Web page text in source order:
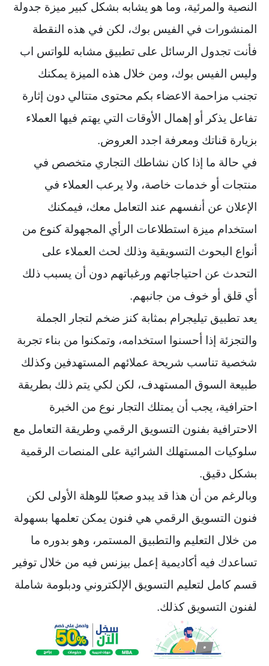
النصية والمرئية، وما هو يشابه بشكل كبير ميزة جدولة
المنشورات في الفيس بوك، لكن في هذه النقطة
فأنت تجدول الرسائل على تطبيق مشابه للواتس اب
وليس الفيس بوك، ومن خلال هذه الميزة يمكنك
تجنب مزاحمة الاعضاء بكم محتوى متتالي دون إثارة
تفاعل يذكر أو إهمال الأوقات التي يهتم فيها العملاء
بزيارة قناتك ومعرفة اجدد العروض.
في حالة ما إذا كان نشاطك التجاري متخصص في
منتجات أو خدمات خاصة، ولا يرعب العملاء في
الإعلان عن أنفسهم عند التعامل معك، فيمكنك
استخدام ميزة استطلاعات الرأي المجهولة كنوع من
أنواع البحوث التسويقية وذلك لحث العملاء على
التحدث عن احتياجاتهم ورغباتهم دون أن يسبب ذلك
أي قلق أو خوف من جانبهم.
يعد تطبيق تيليجرام بمثابة كنز ضخم لتجار الجملة
والتجزئة إذا أحسنوا استخدامه، وتمكنوا من بناء تجربة
شخصية تناسب شريحة عملائهم المستهدفين وكذلك
طبيعة السوق المستهدف، لكن لكي يتم ذلك بطريقة
احترافية، يجب أن يمتلك التجار نوع من الخبرة
الاحترافية بفنون التسويق الرقمي وطريقة التعامل مع
سلوكيات المستهلك الشرائية على المنصات الرقمية
بشكل دقيق.
وبالرغم من أن هذا قد يبدو صعبًا للوهلة الأولى لكن
فنون التسويق الرقمي هي فنون يمكن تعلمها بسهولة
من خلال التعليم والتطبيق المستمر، وهو بدوره ما
تساعدك فيه أكاديمية إعمل بيزنس فيه من خلال توفير
قسم كامل لتعليم التسويق الإلكتروني ودبلومة شاملة
لفنون التسويق كذلك.